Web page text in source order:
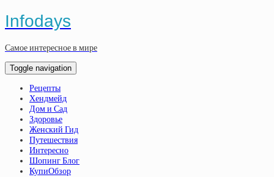
Infodays
Самое интересное в мире
Toggle navigation
Рецепты
Хендмейд
Дом и Сад
Здоровье
Женский Гид
Путешествия
Интересно
Шопинг Блог
КупиОбзор